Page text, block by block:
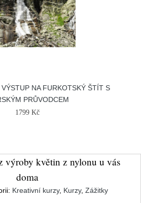
NA FURKOTSKÝ ŠTÍT S
PRŮVODCEM
1799 Kč
výroby květin z nylonu u vás
doma
Kreativní kurzy, Kurzy, Zážitky